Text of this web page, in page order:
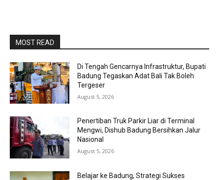
MOST READ
Di Tengah Gencarnya Infrastruktur, Bupati
Badung Tegaskan Adat Bali Tak Boleh
Tergeser
August 5, 2026
Penertiban Truk Parkir Liar di Terminal
Mengwi, Dishub Badung Bersihkan Jalur
Nasional
August 5, 2026
Belajar ke Badung, Strategi Sukses